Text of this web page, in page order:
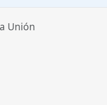
Unión